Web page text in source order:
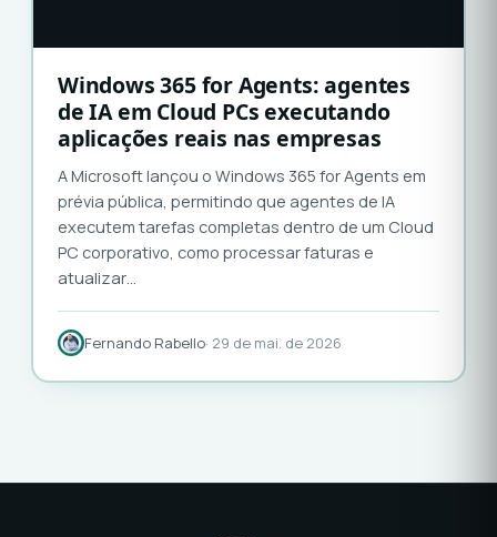
Windows 365 for Agents: agentes
de IA em Cloud PCs executando
aplicações reais nas empresas
A Microsoft lançou o Windows 365 for Agents em
prévia pública, permitindo que agentes de IA
executem tarefas completas dentro de um Cloud
PC corporativo, como processar faturas e
atualizar…
Fernando Rabello· 29 de mai. de 2026